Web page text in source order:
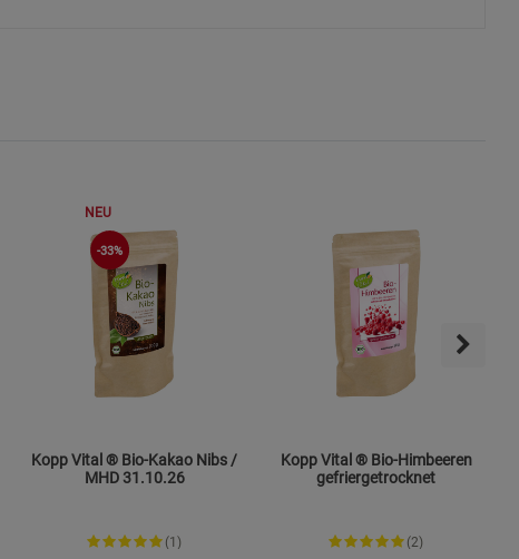
NEU
-33%
Kopp Vital ® Bio-Kakao Nibs /
MHD 31.10.26
(1)
Kopp Vital ® Bio-Himbeeren
gefriergetrocknet
(2)